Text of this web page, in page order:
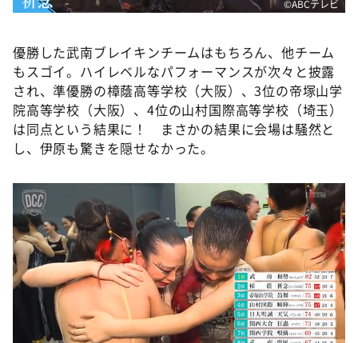
©️ABCテレビ
優勝した武南ブレイキンチームはもちろん、他チーム
もスゴイ。ハイレベルなパフォーマンスが次々と披露
され、準優勝の樟蔭高等学校（大阪）、3位の帝塚山学
院高等学校（大阪）、4位の山村国際高等学校（埼玉）
は同点という結果に！ まさかの結果に会場は騒然と
し、伊原も驚きを隠せなかった。